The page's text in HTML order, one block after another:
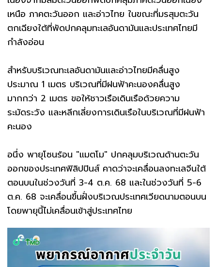
เหนือ ภาคตะวันออก และอ่าวไทย ในขณะที่มรสุมตะวัน
ตกเฉียงใต้ที่พัดปกคลุมทะเลอันดามันและประเทศไทยมี
กำลังอ่อน
สำหรับบริเวณทะเลอันดามันและอ่าวไทยมีคลื่นสูง
ประมาณ 1 เมตร บริเวณที่มีฝนฟ้าคะนองคลื่นสูง
มากกว่า 2 เมตร ขอให้ชาวเรือเดินเรือด้วยความ
ระมัดระวัง และหลีกเลี่ยงการเดินเรือในบริเวณที่มีฝนฟ้า
คะนอง
อนึ่ง พายุโซนร้อน "แมตโม" ปกคลุมบริเวณด้านตะวัน
ออกของประเทศฟิลิปปินส์ คาดว่าจะเคลื่อนลงทะเลจีนใต้
ตอนบนในช่วงวันที่ 3-4 ต.ค. 68 และในช่วงวันที่ 5-6
ต.ค. 68 จะเคลื่อนขึ้นฝั่งบริเวณประเทศเวียดนามตอนบน
โดยพายุนี้ไม่เคลื่อนเข้าสู่ประเทศไทย